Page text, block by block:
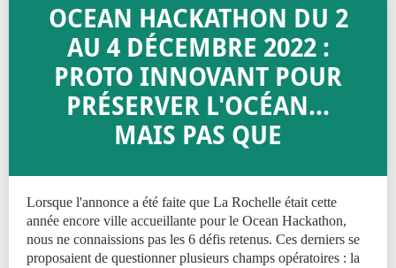
OCEAN HACKATHON DU 2
AU 4 DÉCEMBRE 2022 :
PROTO INNOVANT POUR
PRÉSERVER L'OCÉAN...
MAIS PAS QUE
Lorsque l'annonce a été faite que La Rochelle était cette
année encore ville accueillante pour le Ocean Hackathon,
nous ne connaissions pas les 6 défis retenus. Ces derniers se
proposaient de questionner plusieurs champs opératoires : la